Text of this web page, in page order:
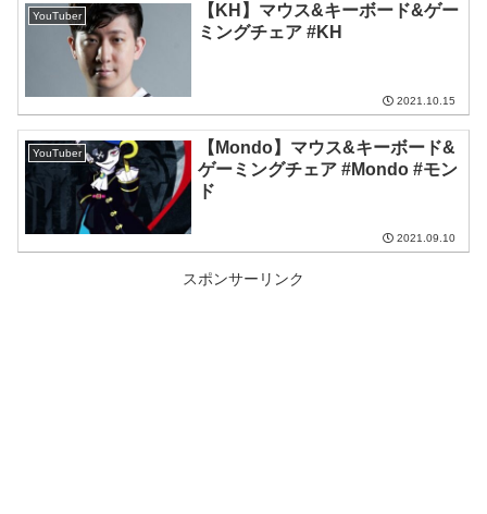
YouTuber
【KH】マウス&キーボード&ゲー
ミングチェア #KH
2021.10.15
YouTuber
【Mondo】マウス&キーボード&
ゲーミングチェア #Mondo #モン
ド
2021.09.10
スポンサーリンク